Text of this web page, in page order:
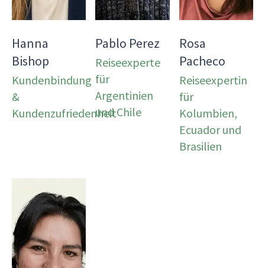
Hanna
Bishop
Kundenbindung
&
Kundenzufriedenheit
Pablo Perez
Reiseexperte
für
Argentinien
und Chile
Rosa
Pacheco
Reiseexpertin
für
Kolumbien,
Ecuador und
Brasilien